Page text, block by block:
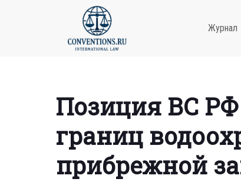
Журнал
Позиция ВС
границ
прибрежной